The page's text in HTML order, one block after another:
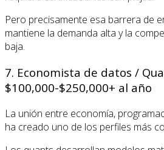
Pero precisamente esa barrera de
mantiene la demanda alta y la
baja.
7. Economista de datos /
$100,000-$250,000+ al año
La unión entre economía,
ha creado uno de los perfiles más